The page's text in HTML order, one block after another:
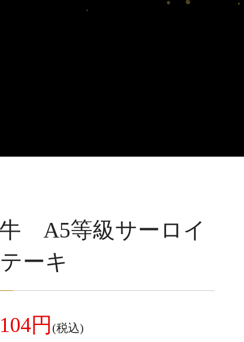
A5等級サーロイ
ーキ
円 (税込)